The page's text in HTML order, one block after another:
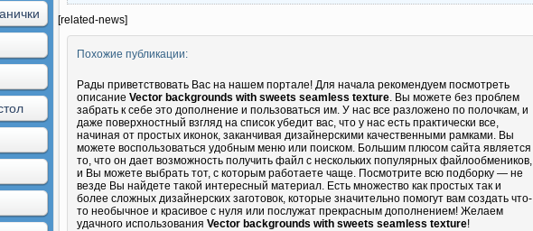
[related-news]
Похожие публикации:
Рады приветствовать Вас на нашем портале! Для начала рекомендуем посмотреть
описание Vector backgrounds with sweets seamless texture. Вы можете без проблем
забрать к себе это дополнение и пользоваться им. У нас все разложено по полочкам, и
даже поверхностный взгляд на список убедит вас, что у нас есть практически все,
начиная от простых иконок, заканчивая дизайнерскими качественными рамками. Вы
можете воспользоваться удобным меню или поиском. Большим плюсом сайта является
то, что он дает возможность получить файл с нескольких популярных файлообмеников,
и Вы можете выбрать тот, с которым работаете чаще. Посмотрите всю подборку — не
везде Вы найдете такой интересный материал. Есть множество как простых так и
более сложных дизайнерских заготовок, которые значительно помогут вам создать что-
то необычное и красивое с нуля или послужат прекрасным дополнением! Желаем
удачного использования Vector backgrounds with sweets seamless texture!